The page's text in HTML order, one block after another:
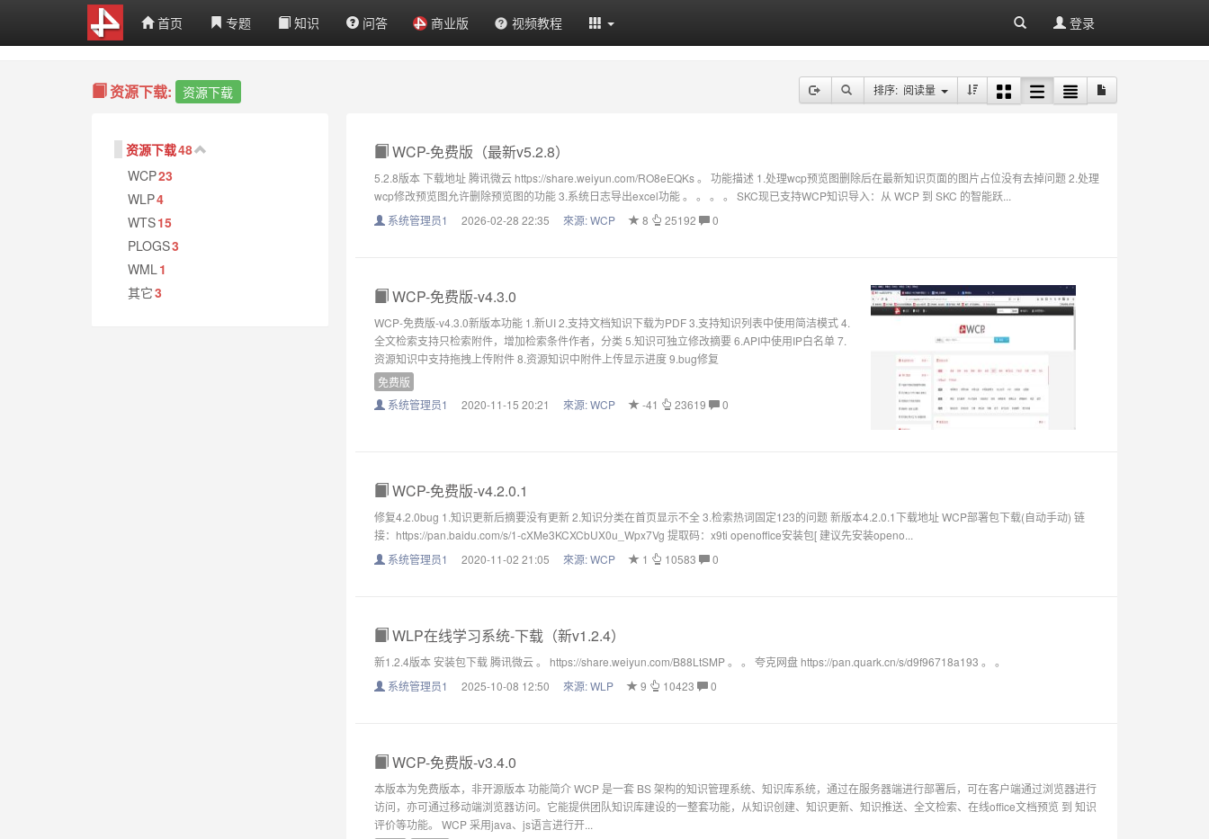
首页 专题 知识 问答 商业版 视频教程 登录
资源下载: 资源下载 排序: 阅读量
资源下载48
WCP23
WLP4
WTS15
PLOGS3
WML1
其它3
WCP-免费版（最新v5.2.8）
5.2.8版本 下载地址 腾讯微云 https://share.weiyun.com/RO8eEQKs 。 功能描述 1.处理wcp预览图删除后在最新知识页面的图片占位没有去掉问题 2.处理
wcp修改预览图允许删除预览图的功能 3.系统日志导出excel功能 。 。 。 。 SKC现已支持WCP知识导入：从 WCP 到 SKC 的智能跃...
系统管理员1
2026-02-28 22:35 來源:WCP 8 25192 0
WCP-免费版-v4.3.0
WCP-免费版-v4.3.0新版本功能 1.新UI 2.支持文档知识下载为PDF 3.支持知识列表中使用简洁模式 4.
全文检索支持只检索附件，增加检索条件作者，分类 5.知识可独立修改摘要 6.API中使用IP白名单 7.
资源知识中支持拖拽上传附件 8.资源知识中附件上传显示进度 9.bug修复
免费版
系统管理员1
2020-11-15 20:21 來源:WCP -41 23619 0
WCP-免费版-v4.2.0.1
修复4.2.0bug 1.知识更新后摘要没有更新 2.知识分类在首页显示不全 3.检索热词固定123的问题 新版本4.2.0.1下载地址 WCP部署包下载(自动手动) 链
接：https://pan.baidu.com/s/1-cXMe3KCXCbUX0u_Wpx7Vg 提取码：x9ti openoffice安装包[ 建议先安装openo...
系统管理员1
2020-11-02 21:05 來源:WCP 1 10583 0
WLP在线学习系统-下载（新v1.2.4）
新1.2.4版本 安装包下载 腾讯微云 。 https://share.weiyun.com/B88LtSMP 。 。 夸克网盘 https://pan.quark.cn/s/d9f96718a193 。 。
系统管理员1
2025-10-08 12:50 來源:WLP 9 10423 0
WCP-免费版-v3.4.0
本版本为免费版本，非开源版本 功能简介 WCP 是一套 BS 架构的知识管理系统、知识库系统，通过在服务器端进行部署后，可在客户端通过浏览器进行
访问，亦可通过移动端浏览器访问。它能提供团队知识库建设的一整套功能，从知识创建、知识更新、知识推送、全文检索、在线office文档预览 到 知识
评价等功能。 WCP 采用java、js语言进行开...